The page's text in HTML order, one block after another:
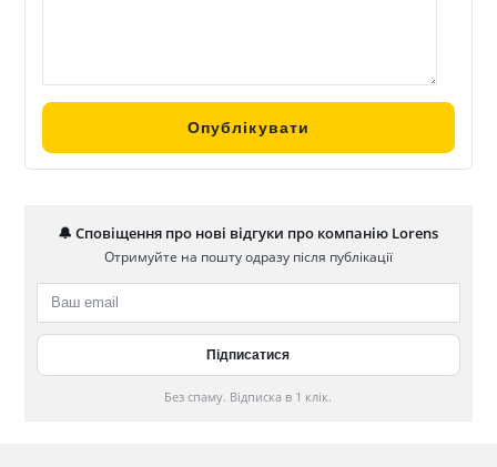
🔔 Сповіщення про нові відгуки про компанію Lorens
Отримуйте на пошту одразу після публікації
Без спаму. Відписка в 1 клік.